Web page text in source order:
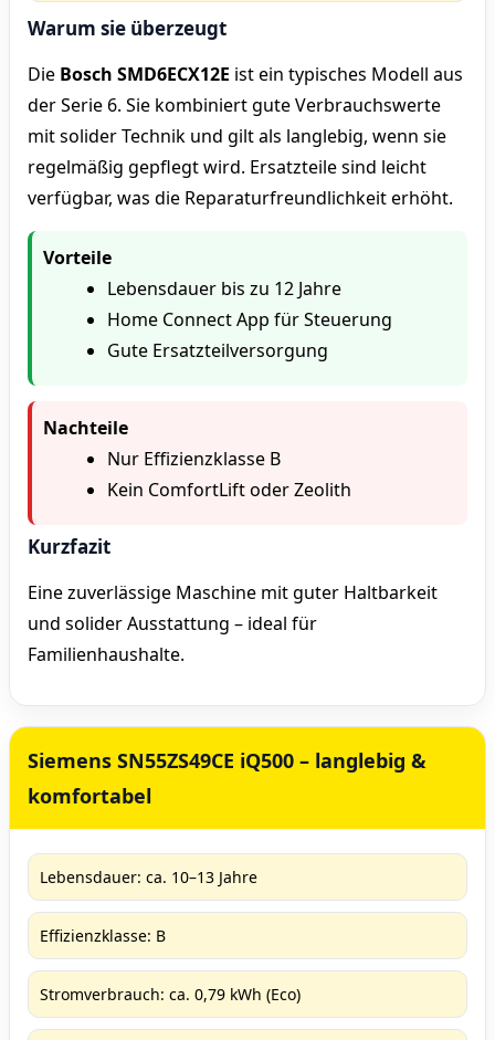
Warum sie überzeugt
Die Bosch SMD6ECX12E ist ein typisches Modell aus
der Serie 6. Sie kombiniert gute Verbrauchswerte
mit solider Technik und gilt als langlebig, wenn sie
regelmäßig gepflegt wird. Ersatzteile sind leicht
verfügbar, was die Reparaturfreundlichkeit erhöht.
Vorteile
Lebensdauer bis zu 12 Jahre
Home Connect App für Steuerung
Gute Ersatzteilversorgung
Nachteile
Nur Effizienzklasse B
Kein ComfortLift oder Zeolith
Kurzfazit
Eine zuverlässige Maschine mit guter Haltbarkeit
und solider Ausstattung – ideal für
Familienhaushalte.
Siemens SN55ZS49CE iQ500 – langlebig &
komfortabel
Lebensdauer: ca. 10–13 Jahre
Effizienzklasse: B
Stromverbrauch: ca. 0,79 kWh (Eco)